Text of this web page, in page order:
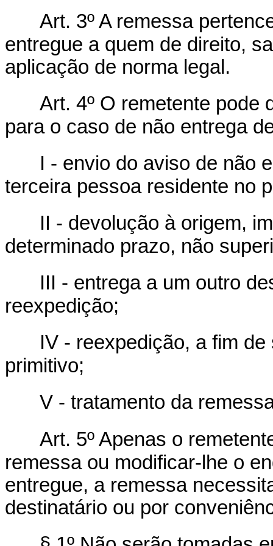
Art. 3º A remessa
entregue a quem de direito,
aplicação de norma legal.
Art. 4º O remetente pode
para o caso de não entrega
I - envio do aviso de não
terceira pessoa residente no
II - devolução à origem,
determinado prazo, não
III - entrega a um outro
reexpedição;
IV - reexpedição, a fim
primitivo;
V - tratamento da
Art. 5º Apenas o
remessa ou modificar-lhe o
entregue, a remessa
destinatário ou por